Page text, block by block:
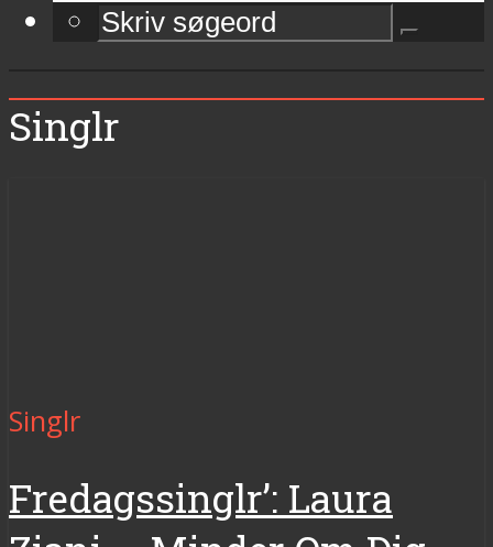
Singlr
Singlr
Fredagssinglr’: Laura